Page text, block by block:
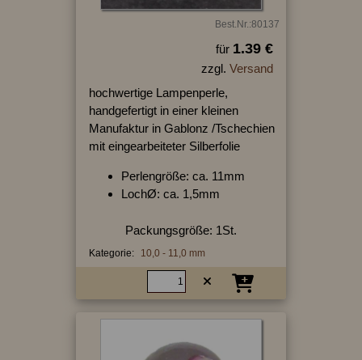
Best.Nr.:80137
für 1.39 €
zzgl. Versand
hochwertige Lampenperle,
handgefertigt in einer kleinen
Manufaktur in Gablonz /Tschechien
mit eingearbeiteter Silberfolie
Perlengröße: ca. 11mm
LochØ: ca. 1,5mm
Packungsgröße: 1St.
Kategorie: 10,0 - 11,0 mm